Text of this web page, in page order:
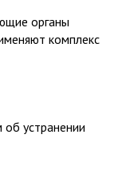
органы
комплекс
устранении